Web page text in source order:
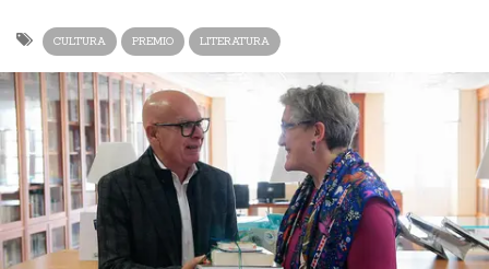
CULTURA PREMIO LITERATURA